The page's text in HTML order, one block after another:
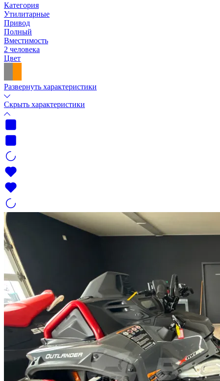
Категория
Утилитарные
Привод
Полный
Вместимость
2 человека
Цвет
Развернуть характеристики
Скрыть характеристики